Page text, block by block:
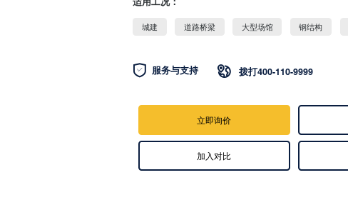
城建 道路桥梁 大型场馆 钢结构
 服务与支持  拨打400-110-9999
立即询价
加入对比